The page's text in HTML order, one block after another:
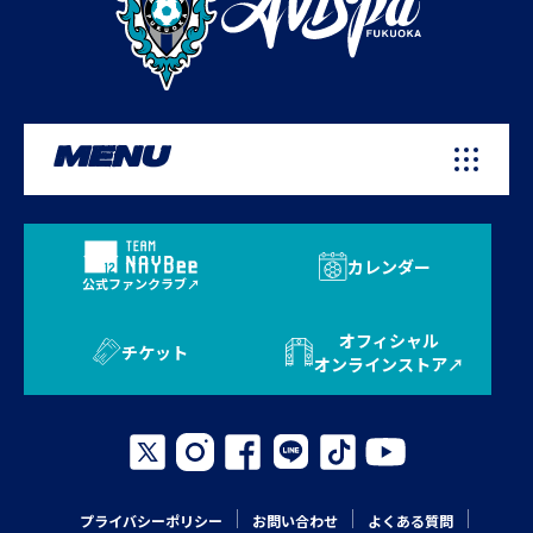
MENU
公式ファンクラブ
カレンダー
チケット
オフィシャル
オンラインストア
プライバシーポリシー お問い合わせ
よくある質問